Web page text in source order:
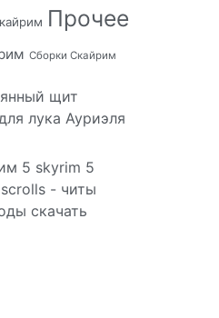
Прочее
Сборки Скайрим
щит
лука Ауриэля